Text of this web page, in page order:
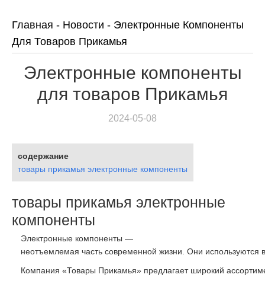
Главная - Новости - Электронные Компоненты
Для Товаров Прикамья
Электронные компоненты
для товаров Прикамья
2024-05-08
содержание
товары прикамья электронные компоненты
товары прикамья электронные
компоненты
Электронные компоненты —
неотъемлемая часть современной жизни. Они используются в
Компания «Товары Прикамья» предлагаетширокий